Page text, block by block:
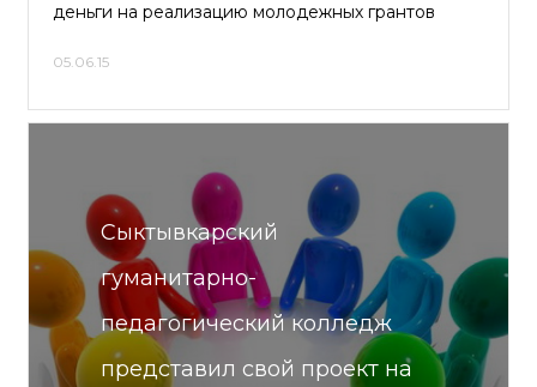
деньги на реализацию молодежных грантов
05.06.15
Сыктывкарский
гуманитарно-
педагогический колледж
представил свой проект на